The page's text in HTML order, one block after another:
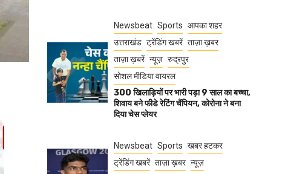
Newsbeat Sports आपका शहर
उत्तराखंड ट्रेंडिंग खबरें ताज़ा ख़बर
ताज़ा ख़बरें न्यूज़ रुद्रपुर
सोशल मीडिया वायरल
300 खिलाड़ियों पर भारी पड़ा 9 साल का बच्चा,
शिवाय बने फीडे रेटिंग चैंपियन, कोरोना ने बना
दिया चेस प्लेयर
Newsbeat Sports खबर हटकर
ट्रेंडिंग खबरें ताज़ा ख़बर न्यूज़